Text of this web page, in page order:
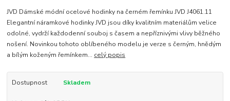
JVD Dámské módní ocelové hodinky na černém řemínku JVD J4061.11
Elegantní náramkové hodinky JVD jsou díky kvalitním materiálům velice
odolné, vydrží každodenní souboj s časem a nepříznivými vlivy běžného
nošení. Novinkou tohoto oblíbeného modelu je verze s černým, hnědým
a bílým koženým řemínkem... celý popis
Dostupnost Skladem